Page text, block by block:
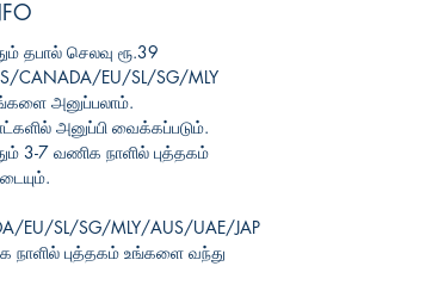
தபால் செலவு ரூ.39
CANADA/EU/SL/SG/MLY
அனுப்பலாம்.
அனுப்பி வைக்கப்படும்.
3-7 வணிக நாளில் புத்தகம்
EU/SL/SG/MLY/AUS/UAE/JAP
நாளில் புத்தகம் உங்களை வந்து